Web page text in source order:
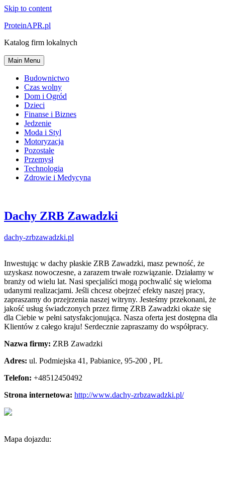
Skip to content
ProteinAPR.pl
Katalog firm lokalnych
Main Menu
Budownictwo
Czas wolny
Dom i Ogród
Dzieci
Finanse i Biznes
Jedzenie
Moda i Styl
Motoryzacja
Pozostałe
Przemysł
Technologia
Zdrowie i Medycyna
Dachy ZRB Zawadzki
dachy-zrbzawadzki.pl
Inwestując w dachy płaskie ZRB Zawadzki, masz pewność, że
uzyskasz nowoczesne, a zarazem trwałe rozwiązanie. Działamy w
branży od wielu lat. Nasi specjaliści mogą pochwalić się wieloma
udanymi realizacjami. Jeśli chcesz obejrzeć efekty naszej pracy,
zapraszamy do przejrzenia naszej witryny. Jesteśmy przekonani, że
jakość usług świadczonych przez firmę ZRB Zawadzki okaże się
dla Ciebie w pełni satysfakcjonująca. Nasza oferta jest dostępna dla
Klientów z całego kraju! Serdecznie zapraszamy do współpracy.
Nazwa firmy: ZRB Zawadzki
Adres: ul. Podmiejska 41 , Pabianice, 95-200 , PL
Telefon: +48512450492
Strona internetowa: http://www.dachy-zrbzawadzki.pl/
Mapa dojazdu: